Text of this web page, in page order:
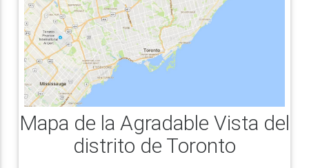
Mapa de la Agradable Vista del
distrito de Toronto